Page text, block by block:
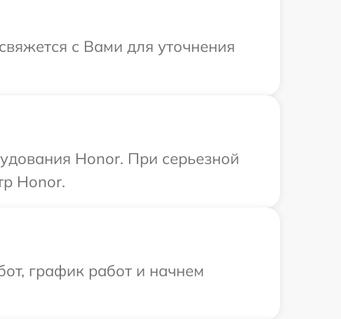
с Вами для уточнения
Honor. При серьезной
Honor.
график работ и начнем